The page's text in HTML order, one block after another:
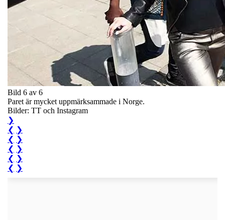
Bild 6 av 6
Paret är mycket uppmärksammade i Norge.
Bilder: TT och Instagram
❯
❮ ❯
❮ ❯
❮ ❯
❮ ❯
❮ ❯